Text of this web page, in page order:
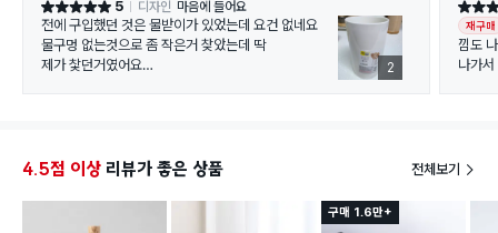
별점 5점 5 디자인 마음에 들어요
전에 구입했던 것은 물받이가 있었는데 요건 없네요
물구멍 없는것으로 좀 작은거 찾았는데 딱
제가 찿던거였어요
2
별점 5
재구매
낌도
나가
4.5점 이상 리뷰가 좋은 상품 전체보기
구매 1.6만+